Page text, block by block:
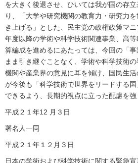
を大きく後退させ、ひいては我が国の存
り、「大学や研究機関の教育力・研究力を
き上げる」とした、民主党の政権政策マ
年度以降の学術や科学技術関連事業、高
算編成を進めるにあたっては、今回の「
まま引き継ぐことなく、学術や科学技術
機関や産業界の意見に耳を傾け、国民生
が今後も「科学技術で世界をリードする
できるよう、長期的視点に立った配慮を強
平成２１年12 月３日
署名人一同
平成２１年１２月３日
日本の学術および科学技術に関する緊急宣